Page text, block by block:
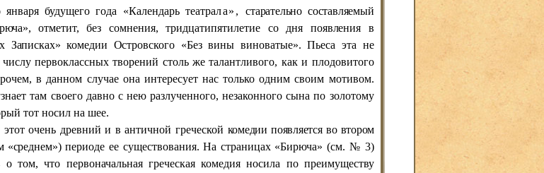
января будущего года «Календарь театрала»,
старательно составляемый
отметит, без сомнения, тридцатипятилетие со дня появления в
Записках» комедии Островского «Без вины виноватые». Пьеса эта не
первоклассных творений столь же талантливого, как и плодовитого
в данном случае она интересует нас только одним своим мотивом.
там своего давно с нею разлученного, незаконного сына по золотому
тот носил на шее.
очень древний и в античной греческой комедии появляется во втором
«среднем») периоде ее существования. На страницах «Бирюча» (см. № 3)
том, что первоначальная греческая комедия носила по преимуществу